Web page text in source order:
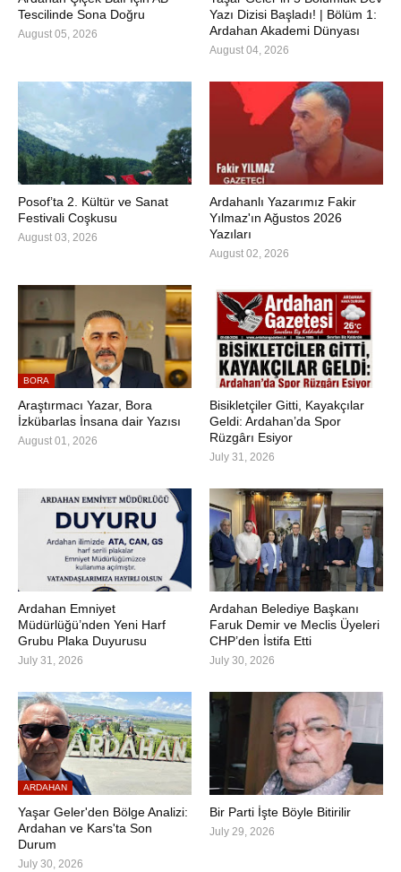
Tescilinde Sona Doğru
August 05, 2026
Yazı Dizisi Başladı! | Bölüm 1:
Ardahan Akademi Dünyası
August 04, 2026
Posof’ta 2. Kültür ve Sanat
Festivali Coşkusu
August 03, 2026
Ardahanlı Yazarımız Fakir
Yılmaz'ın Ağustos 2026
Yazıları
August 02, 2026
BORA
Araştırmacı Yazar, Bora
İzkübarlas İnsana dair Yazısı
August 01, 2026
Bisikletçiler Gitti, Kayakçılar
Geldi: Ardahan’da Spor
Rüzgârı Esiyor
July 31, 2026
Ardahan Emniyet
Müdürlüğü’nden Yeni Harf
Grubu Plaka Duyurusu
July 31, 2026
Ardahan Belediye Başkanı
Faruk Demir ve Meclis Üyeleri
CHP’den İstifa Etti
July 30, 2026
ARDAHAN
Yaşar Geler'den Bölge Analizi:
Ardahan ve Kars'ta Son
Durum
July 30, 2026
Bir Parti İşte Böyle Bitirilir
July 29, 2026